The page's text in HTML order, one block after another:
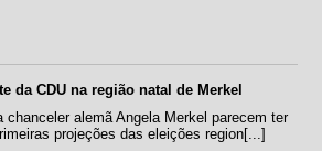
da CDU na região natal de Merkel
chanceler alemã Angela Merkel parecem ter
projeções das eleições region[...]